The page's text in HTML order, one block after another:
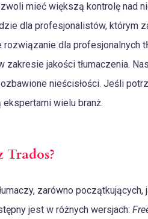
mieć większą kontrolę nad
dla profesjonalistów, którym
dla profesjonalnych
jakości tłumaczenia.
nieścisłości. Jeśli
wielu branż.
zarówno
jest w różnych wersjach: